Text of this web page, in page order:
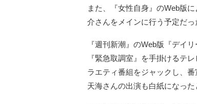
また、『女性自身』のWeb版
介さんをメインに行う予定だ
『週刊新潮』のWeb版『デイ
『緊急取調室』を手掛けるテ
ラエティ番組をジャックし、
天海さんの出演も白紙になった